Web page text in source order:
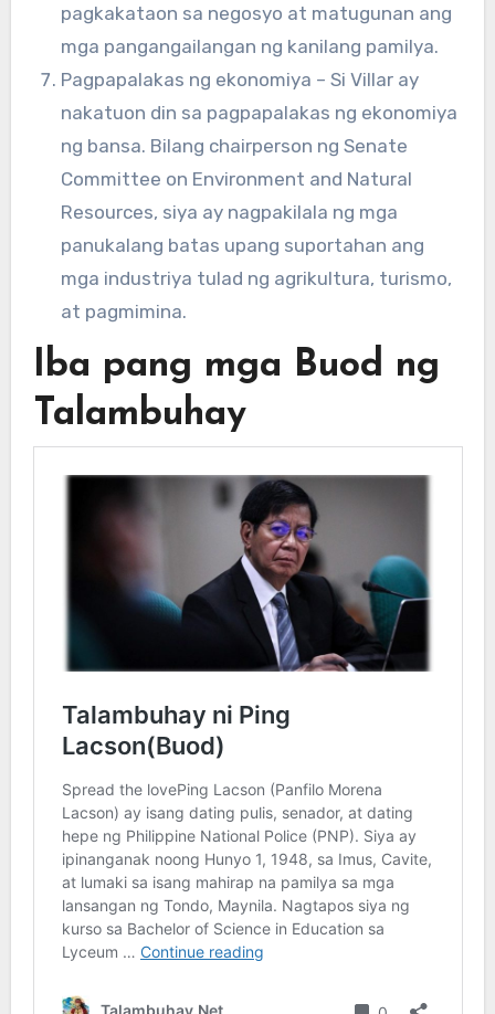
pagkakataon sa negosyo at matugunan ang
mga pangangailangan ng kanilang pamilya.
Pagpapalakas ng ekonomiya – Si Villar ay
nakatuon din sa pagpapalakas ng ekonomiya
ng bansa. Bilang chairperson ng Senate
Committee on Environment and Natural
Resources, siya ay nagpakilala ng mga
panukalang batas upang suportahan ang
mga industriya tulad ng agrikultura, turismo,
at pagmimina.
Iba pang mga Buod ng
Talambuhay